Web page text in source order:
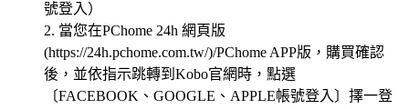
號登入）
2. 當您在PChome 24h 網頁版
(https://24h.pchome.com.tw/)/PChome APP版，購買確認
後，並依指示跳轉到Kobo官網時，點選
〔FACEBOOK、GOOGLE、APPLE帳號登入〕擇一登